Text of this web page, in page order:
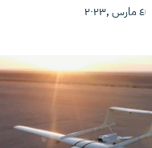
٤ مارس ,٢٠٢٣